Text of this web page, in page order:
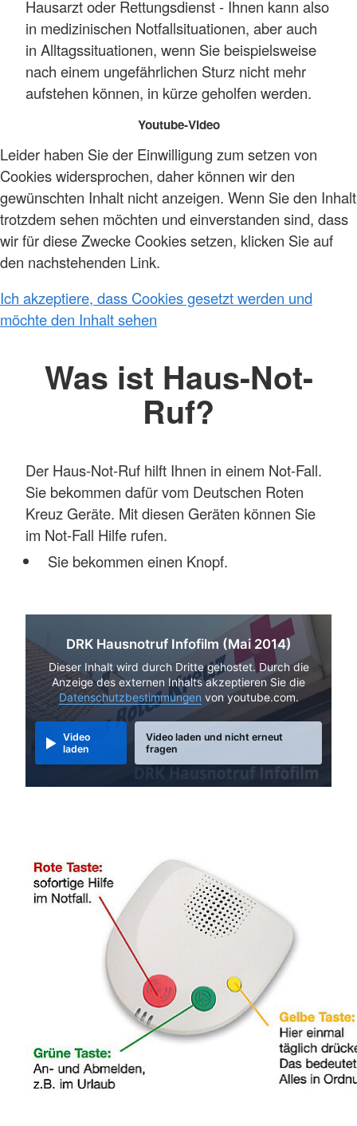
Hausarzt oder Rettungsdienst - Ihnen kann also
in medizinischen Notfallsituationen, aber auch
in Alltagssituationen, wenn Sie beispielsweise
nach einem ungefährlichen Sturz nicht mehr
aufstehen können, in kürze geholfen werden.
Youtube-Video
Leider haben Sie der Einwilligung zum setzen von
Cookies widersprochen, daher können wir den
gewünschten Inhalt nicht anzeigen. Wenn Sie den Inhalt
trotzdem sehen möchten und einverstanden sind, dass
wir für diese Zwecke Cookies setzen, klicken Sie auf
den nachstehenden Link.
Ich akzeptiere, dass Cookies gesetzt werden und
möchte den Inhalt sehen
Was ist Haus-Not-
Ruf?
Der Haus-Not-Ruf hilft Ihnen in einem Not-Fall.
Sie bekommen dafür vom Deutschen Roten
Kreuz Geräte. Mit diesen Geräten können Sie
im Not-Fall Hilfe rufen.
Sie bekommen einen Knopf.
DRK Hausnotruf Infofilm (Mai 2014)
Dieser Inhalt wird durch Dritte gehostet. Durch die
Anzeige des externen Inhalts akzeptieren Sie die
Datenschutzbestimmungen von youtube.com.
Video
laden
Video laden und nicht erneut
fragen